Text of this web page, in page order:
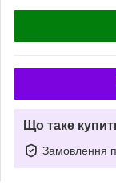
Що таке
Замовлення